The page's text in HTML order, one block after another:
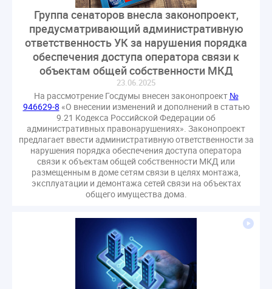
Малахов Конференция
Обсуждение
Пени за ЖКУ
Постановление Правительства РФ
Новое качество
ОСС
Правила
задолженность граждан
ГОСТ
Мероприятия
Постановление
Правительство РФ
исполнительная надпись
ВДГО
ВКГО
Персональные данные
Приказ
Сергей Пахомов
ТКО
ЭкспертЖКХ
договор управления МКД
лицензия
операторы связи
проверки
управляющая компания
Интервью
УК
газовое оборудование
государственная дума
обращение
общее имущество
управляющие организации
Альберт Короленко
КоАП РФ
Стандарты и качество
встреча
налоговая реформа
Группа сенаторов внесла законопроект,
предусматривающий административную
ответственность УК за нарушения порядка
обеспечения доступа оператора связи к
объектам общей собственности МКД
23.06.2025
На рассмотрение Госдумы внесен законопроект №
946629-8 «О внесении изменений и дополнений в статью
9.21 Кодекса Российской Федерации об
административных правонарушениях». Законопроект
предлагает ввести административную ответственности за
нарушения порядка обеспечения доступа оператора
связи к объектам общей собственности МКД или
размещенным в доме сетям связи в целях монтажа,
эксплуатации и демонтажа сетей связи на объектах
общего имущества дома.